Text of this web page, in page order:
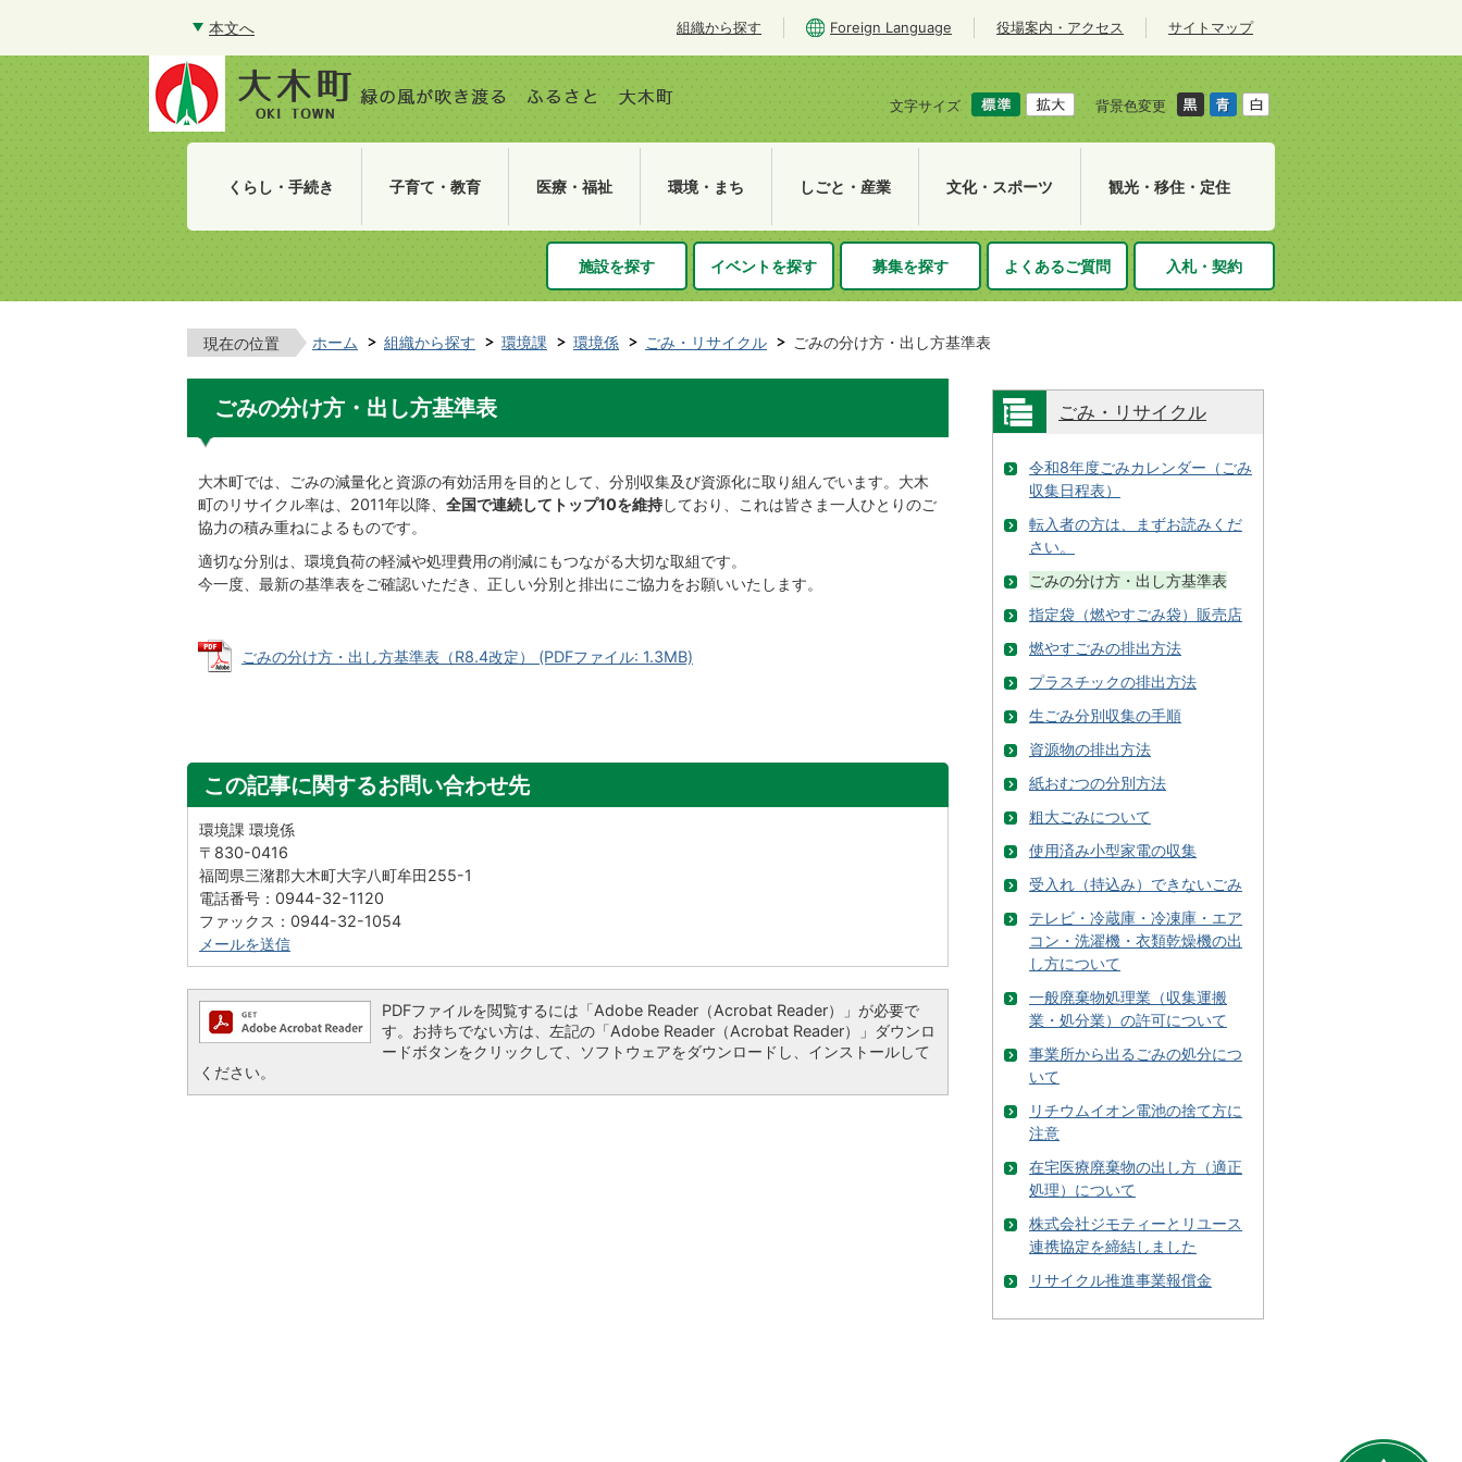
本文へ 組織から探す Foreign Language 役場案内・アクセス サイトマップ
文字サイズ 背景色変更
くらし・手続き 子育て・教育 医療・福祉 環境・まち しごと・産業 文化・スポーツ 観光・移住・定住
施設を探す イベントを探す 募集を探す よくあるご質問 入札・契約
現在の位置 ホーム 組織から探す 環境課 環境係 ごみ・リサイクル ごみの分け方・出し方基準表
ごみの分け方・出し方基準表
大木町では、ごみの減量化と資源の有効活用を目的として、分別収集及び資源化に取り組んでいます。大木
町のリサイクル率は、2011年以降、 全国で連続してトップ10を維持しており、これは皆さま一人ひとりのご
協力の積み重ねによるものです。
適切な分別は、環境負荷の軽減や処理費用の削減にもつながる大切な取組です。
今一度、最新の基準表をご確認いただき、正しい分別と排出にご協力をお願いいたします。
ごみの分け方・出し方基準表（R8.4改定） (PDFファイル: 1.3MB)
この記事に関するお問い合わせ先
環境課 環境係
〒830-0416
福岡県三潴郡大木町大字八町牟田255-1
電話番号：0944-32-1120
ファックス：0944-32-1054
メールを送信
PDFファイルを閲覧するには「Adobe Reader（Acrobat Reader）」が必要で
す。お持ちでない方は、左記の「Adobe Reader（Acrobat Reader）」ダウンロ
ードボタンをクリックして、ソフトウェアをダウンロードし、インストールして
ください。
ごみ・リサイクル
令和8年度ごみカレンダー（ごみ
収集日程表）
転入者の方は、まずお読みくだ
さい。
ごみの分け方・出し方基準表
指定袋（燃やすごみ袋）販売店
燃やすごみの排出方法
プラスチックの排出方法
生ごみ分別収集の手順
資源物の排出方法
紙おむつの分別方法
粗大ごみについて
使用済み小型家電の収集
受入れ（持込み）できないごみ
テレビ・冷蔵庫・冷凍庫・エア
コン・洗濯機・衣類乾燥機の出
し方について
一般廃棄物処理業（収集運搬
業・処分業）の許可について
事業所から出るごみの処分につ
いて
リチウムイオン電池の捨て方に
注意
在宅医療廃棄物の出し方（適正
処理）について
株式会社ジモティーとリユース
連携協定を締結しました
リサイクル推進事業報償金